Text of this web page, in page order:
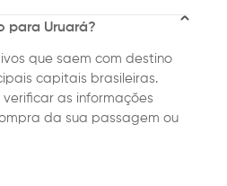
para Uruará?
que saem com destino
capitais brasileiras.
verificar as informações
da sua passagem ou